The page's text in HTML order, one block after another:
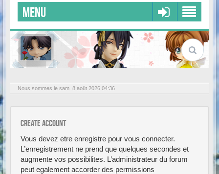
MENU
Nous sommes le sam. 8 août 2026 04:36
Create account
Vous devez etre enregistre pour vous connecter.
L’enregistrement ne prend que quelques secondes et
augmente vos possibilites. L’administrateur du forum
peut egalement accorder des permissions